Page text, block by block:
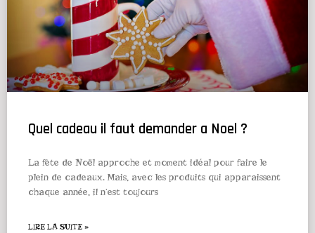
Quel cadeau il faut demander a Noel ?
La fête de Noël approche et moment idéal pour faire le
plein de cadeaux. Mais, avec les produits qui apparaissent
chaque année, il n’est toujours
LIRE LA SUITE »